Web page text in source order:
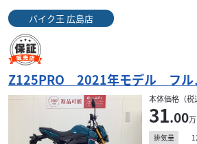
バイク王 広島店
Z125PRO 2021年モデル フル
本体価格（税
31.00
排気量